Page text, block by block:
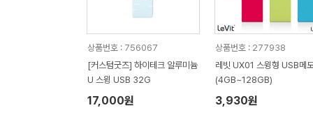
상품번호 : 756067
[커스텀굿즈] 하이테크 알루미늄
U 스윙 USB 32G
17,000원
상품번호 : 277938
레빗 UX01 스윙형 USB메
(4GB~128GB)
3,930원